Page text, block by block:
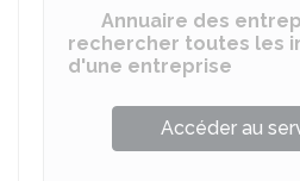
Annuaire des
rechercher toutes les
d'une entreprise
Accéder au